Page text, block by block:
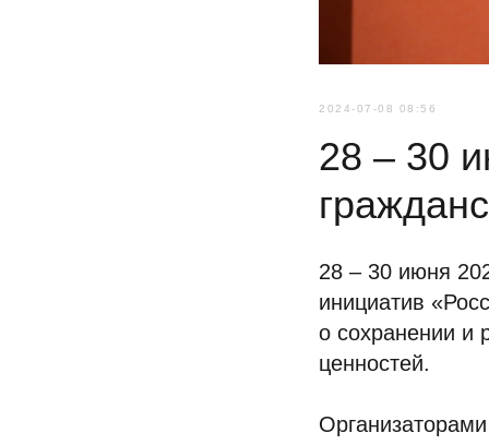
2024-07-08 08:56
28 – 30
28 – 30 июня
инициатив
о сохранении и
ценностей.